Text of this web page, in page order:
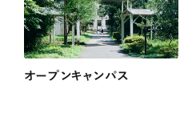
オープンキャンパス